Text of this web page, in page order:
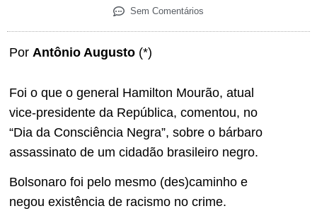
Sem Comentários
Por Antônio Augusto (*)
Foi o que o general Hamilton Mourão, atual
vice-presidente da República, comentou, no
“Dia da Consciência Negra”, sobre o bárbaro
assassinato de um cidadão brasileiro negro.
Bolsonaro foi pelo mesmo (des)caminho e
negou existência de racismo no crime.